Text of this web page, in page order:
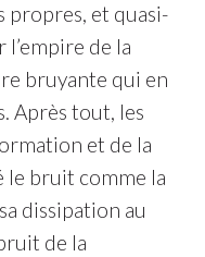
propres, et quasi-
de la
bruyante qui en
Après tout, les
et de la
bruit comme la
dissipation au
de la